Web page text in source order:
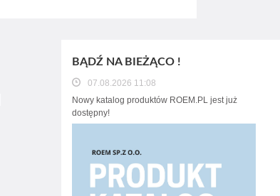
BĄDŹ NA BIEŻĄCO !
07.08.2026 11:08
Nowy katalog produktów ROEM.PL jest już
dostępny!